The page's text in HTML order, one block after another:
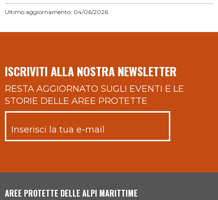
Ultimo aggiornamento: 04/06/2026
ISCRIVITI ALLA NOSTRA NEWSLETTER
RESTA AGGIORNATO SUGLI EVENTI E LE
STORIE DELLE AREE PROTETTE
AREE PROTETTE DELLE ALPI MARITTIME